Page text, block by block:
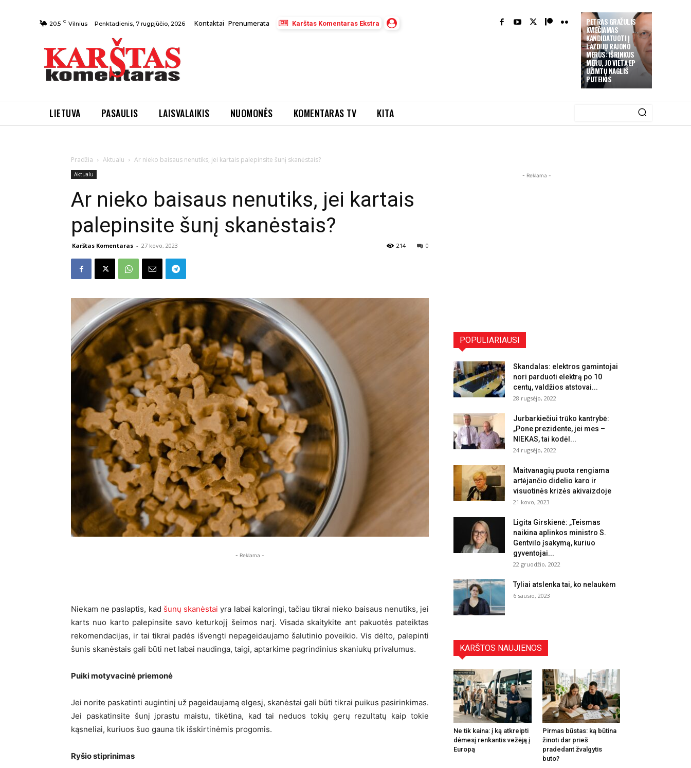
PETRAS GRAŽULIS
KVIEČIAMAS
KANDIDATUOTI Į
LAZDIJŲ RAJONO
MERUS: IŠRINKUS
MERU, JO VIETĄ EP
UŽIMTŲ NAGLIS
PUTEIKIS
20.5 C Vilnius Penktadienis, 7 rugpjūčio, 2026 Kontaktai Prenumerata Karštas Komentaras Ekstra
LIETUVA PASAULIS LAISVALAIKIS NUOMONĖS KOMENTARAS TV KITA
Pradžia Aktualu Ar nieko baisaus nenutiks, jei kartais palepinsite šunį skanėstais?
Aktualu
Ar nieko baisaus nenutiks, jei kartais
palepinsite šunį skanėstais?
Karštas Komentaras - 27 kovo, 2023 0
214
- Reklama -
Niekam ne paslaptis, kad šunų skanėstai yra labai kaloringi, tačiau tikrai nieko baisaus nenutiks, jei
karts nuo karto palepinsite savo keturkojį šeimos narį. Visada skaitykite ant pakuotės pateiktas
rekomendacijas, ir tai tikrai padės išvengti nepageidaujamo šalutinio poveikio. Vis dėlto, palepinti
šunis skanėstais gali būti net labai naudinga, taigi, aptarkime pagrindinius skaniukų privalumus.
Puiki motyvacinė priemonė
Jei norite paskatinti augintinį už pageidaujamą elgesį, skanėstai gali būti tikrai puikus pasirinkimas.
Jei paskatinsite šunį įprastu maistu, tikėtina, kad tai neduos tokių gerų rezultatų kaip tokie
kąsneliai, kuriuos šuo gauna tik išskirtinėmis progomis.
Ryšio stiprinimas
- Reklama -
POPULIARIAUSI
Skandalas: elektros gamintojai
nori parduoti elektrą po 10
centų, valdžios atstovai...
28 rugsėjo, 2022
Jurbarkiečiui trūko kantrybė:
„Pone prezidente, jei mes –
NIEKAS, tai kodėl...
24 rugsėjo, 2022
Maitvanagių puota rengiama
artėjančio didelio karo ir
visuotinės krizės akivaizdoje
21 kovo, 2023
Ligita Girskienė: „Teismas
naikina aplinkos ministro S.
Gentvilo įsakymą, kuriuo
gyventojai...
22 gruodžio, 2022
Tyliai atslenka tai, ko nelaukėm
6 sausio, 2023
KARŠTOS NAUJIENOS
Ne tik kaina: į ką atkreipti
dėmesį renkantis vežėją į
Europą
Pirmas būstas: ką būtina
žinoti dar prieš
pradedant žvalgytis
buto?